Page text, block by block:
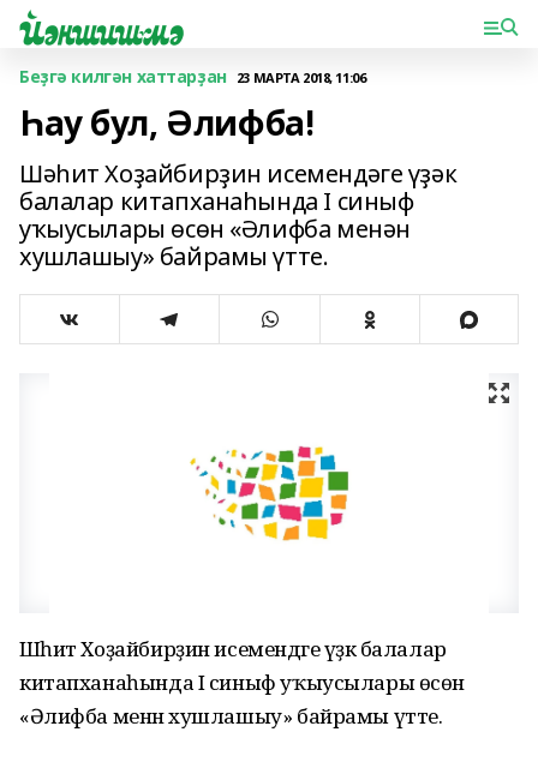
Беҙгә килгән хаттарҙан 23 МАРТА 2018, 11:06
Һау бул, Әлифба!
Шәһит Хоҙайбирҙин исемендәге үҙәк
балалар китапханаһында I синыф
уҡыусылары өсөн «Әлифба менән
хушлашыу» байрамы үтте.
Шәһит Хоҙайбирҙин исемендәге үҙәк балалар
китапханаһында I синыф уҡыусылары өсөн
«Әлифба менән хушлашыу» байрамы үтте.